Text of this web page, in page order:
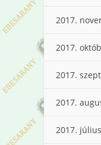
2017.
2017.
2017.
2017.
2017. július